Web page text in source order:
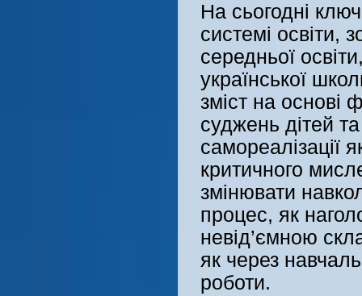
На сьогодні
системі освіти,
середньої
української
зміст на основі
суджень дітей
самореалізації
критичного
змінювати
процес, як
невід’ємною
як через
роботи.